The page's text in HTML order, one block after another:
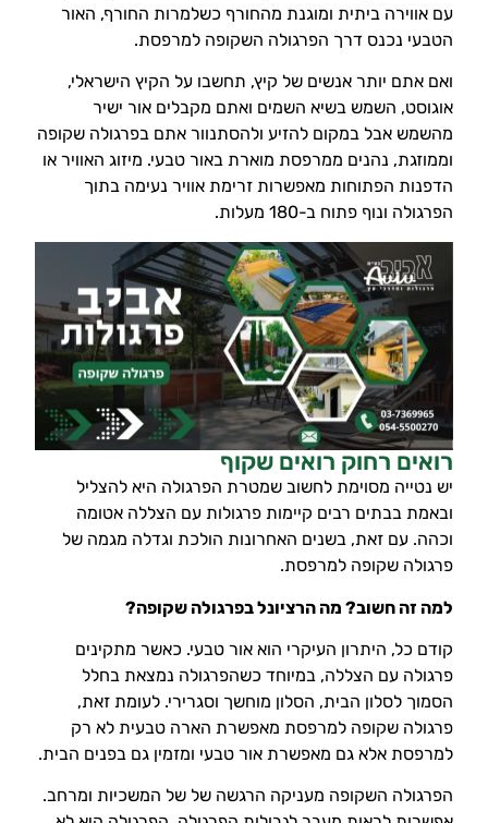
עם אווירה ביתית ומוגנת מהחורף כשלמרות החורף, האור
הטבעי נכנס דרך הפרגולה השקופה למרפסת.
ואם אתם יותר אנשים של קיץ, תחשבו על הקיץ הישראלי,
אוגוסט, השמש בשיא השמים ואתם מקבלים אור ישיר
מהשמש אבל במקום להזיע ולהסתנוור אתם בפרגולה שקופה
וממוזגת, נהנים ממרפסת מוארת באור טבעי. מיזוג האוויר או
הדפנות הפתוחות מאפשרות זרימת אוויר נעימה בתוך
הפרגולה ונוף פתוח ב-180 מעלות.
רואים רחוק רואים שקוף
יש נטייה מסוימת לחשוב שמטרת הפרגולה היא להצליל
ובאמת בבתים רבים קיימות פרגולות עם הצללה אטומה
וכהה. עם זאת, בשנים האחרונות הולכת וגדלה מגמה של
פרגולה שקופה למרפסת.
למה זה חשוב? מה הרציונל בפרגולה שקופה?
קודם כל, היתרון העיקרי הוא אור טבעי. כאשר מתקינים
פרגולה עם הצללה, במיוחד כשהפרגולה נמצאת בחלל
הסמוך לסלון הבית, הסלון מוחשך וסגרירי. לעומת זאת,
פרגולה שקופה למרפסת מאפשרת הארה טבעית לא רק
למרפסת אלא גם מאפשרת אור טבעי ומזמין גם בפנים הבית.
הפרגולה השקופה מעניקה הרגשה של של המשכיות ומרחב.